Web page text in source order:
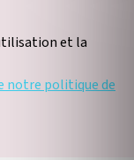
et la
notre politique de